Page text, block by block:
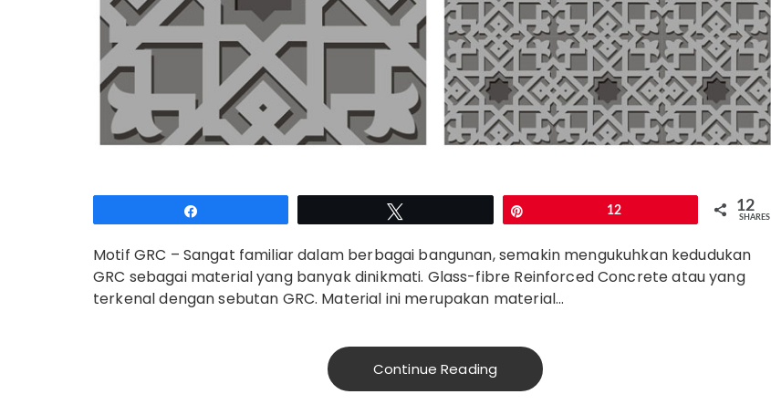
12 12
SHARES
Motif GRC – Sangat familiar dalam berbagai bangunan, semakin mengukuhkan kedudukan
GRC sebagai material yang banyak dinikmati. Glass-fibre Reinforced Concrete atau yang
terkenal dengan sebutan GRC. Material ini merupakan material…
Continue Reading